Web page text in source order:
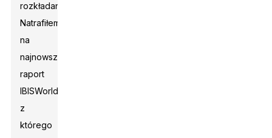
rozkładania.
Natrafiłem
na
najnowszy
raport
IBISWorld,
z
którego